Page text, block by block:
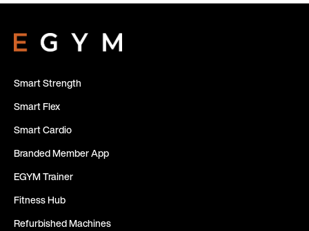
Smart Strength
Smart Flex
Smart Cardio
Branded Member App
EGYM Trainer
Fitness Hub
Refurbished Machines